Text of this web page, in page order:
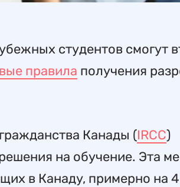
студентов смогут
правила получения
Канады (IRCC)
на обучение. Эта
в Канаду, примерно на